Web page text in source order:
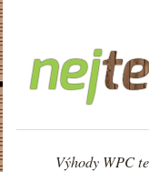
Výhody WPC